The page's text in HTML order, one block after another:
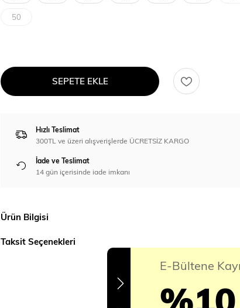
50
SEPETE EKLE
Hızlı Teslimat
300TL ve üzeri alışverişlerde ÜCRETSİZ KARGO
İade ve Teslimat
14 gün içerisinde iade imkanı
Ürün Bilgisi
Taksit Seçenekleri
E-Bültene